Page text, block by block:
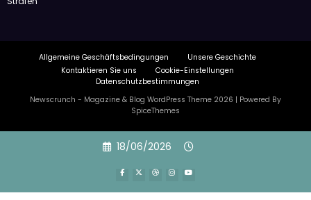
Allgemeine Geschäftsbedingungen
Unsere Geschichte
Kontaktieren Sie uns
Cookie-Einstellungen
Datenschutzbestimmungen
Newscrunch - Magazine & Blog WordPress Theme 2026 | Powered By
SpiceThemes
18/06/2026